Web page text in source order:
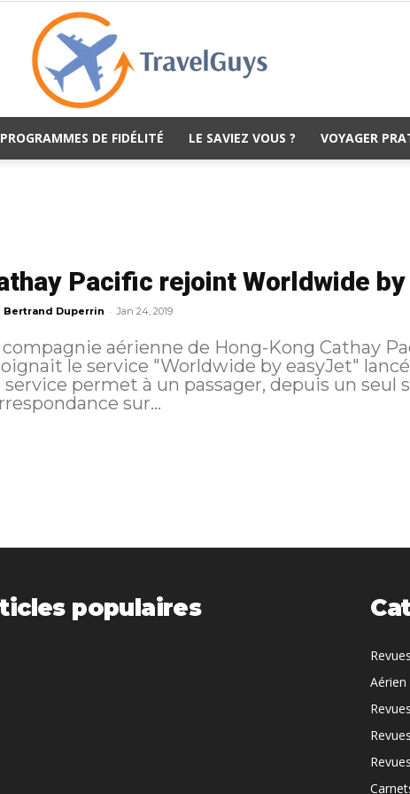
PROGRAMMES DE FIDÉLITÉ LE SAVIEZ VOUS ? VOYAGER
Pacific rejoint Worldwide
Bertrand Duperrin - Jan 24, 2019
compagnie aérienne de Hong-Kong Cathay
le service "Worldwide by easyJet"
service permet à un passager, depuis un seul
sur...
populaires
Aérien